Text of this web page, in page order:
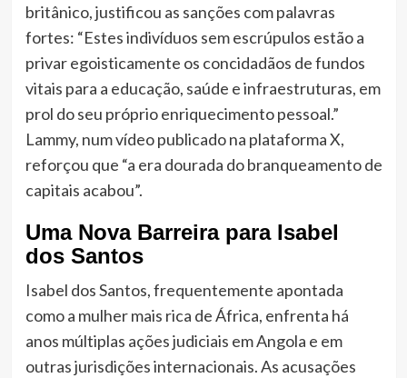
britânico, justificou as sanções com palavras
fortes: “Estes indivíduos sem escrúpulos estão a
privar egoisticamente os concidadãos de fundos
vitais para a educação, saúde e infraestruturas, em
prol do seu próprio enriquecimento pessoal.”
Lammy, num vídeo publicado na plataforma X,
reforçou que “a era dourada do branqueamento de
capitais acabou”.
Uma Nova Barreira para Isabel
dos Santos
Isabel dos Santos, frequentemente apontada
como a mulher mais rica de África, enfrenta há
anos múltiplas ações judiciais em Angola e em
outras jurisdições internacionais. As acusações